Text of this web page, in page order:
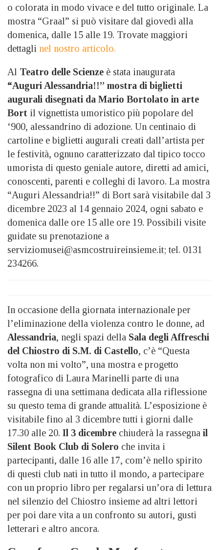
o colorata in modo vivace e del tutto originale. La
mostra “Graal” si può visitare dal giovedì alla
domenica, dalle 15 alle 19. Trovate maggiori
dettagli nel nostro articolo.
Al Teatro delle Scienze è stata inaugurata
“Auguri Alessandria!!” mostra di biglietti
augurali disegnati da Mario Bortolato in arte
Bort il vignettista umoristico più popolare del
‘900, alessandrino di adozione. Un centinaio di
cartoline e biglietti augurali creati dall’artista per
le festività, ognuno caratterizzato dal tipico tocco
umorista di questo geniale autore, diretti ad amici,
conoscenti, parenti e colleghi di lavoro. La mostra
“Auguri Alessandria!!” di Bort sarà visitabile dal 3
dicembre 2023 al 14 gennaio 2024, ogni sabato e
domenica dalle ore 15 alle ore 19. Possibili visite
guidate su prenotazione a
serviziomusei@asmcostruireinsieme.it; tel. 0131
234266.
In occasione della giornata internazionale per
l’eliminazione della violenza contro le donne, ad
Alessandria, negli spazi della Sala degli Affreschi
del Chiostro di S.M. di Castello, c’è “Questa
volta non mi volto”, una mostra e progetto
fotografico di Laura Marinelli parte di una
rassegna di una settimana dedicata alla riflessione
su questo tema di grande attualità. L’esposizione è
visitabile fino al 3 dicembre tutti i giorni dalle
17.30 alle 20. Il 3 dicembre chiuderà la rassegna il
Silent Book Club di Solero che invita i
partecipanti, dalle 16 alle 17, com’è nello spirito
di questi club nati in tutto il mondo, a partecipare
con un proprio libro per regalarsi un’ora di lettura
nel silenzio del Chiostro insieme ad altri lettori
per poi dare vita a un confronto su autori, gusti
letterari e altro ancora.